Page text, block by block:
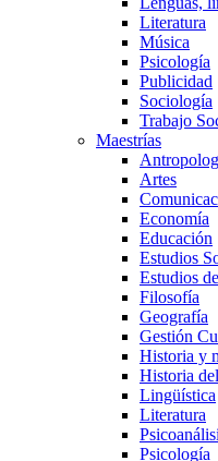
Literatura
Música
Psicología
Publicidad
Sociología
Trabajo
Maestrías
Artes
Economía
Educación
Estudios
Estudios
Filosofía
Geografía
Gestión
Historia y
Historia
Lingüística
Literatura
Psicología